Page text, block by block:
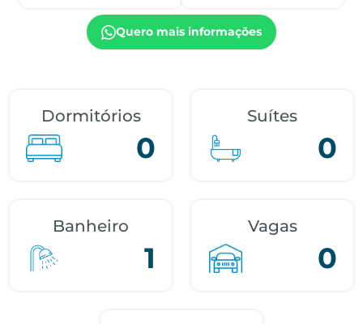
Quero mais informações
Dormitórios
0
Suítes
0
Banheiro
1
Vagas
0